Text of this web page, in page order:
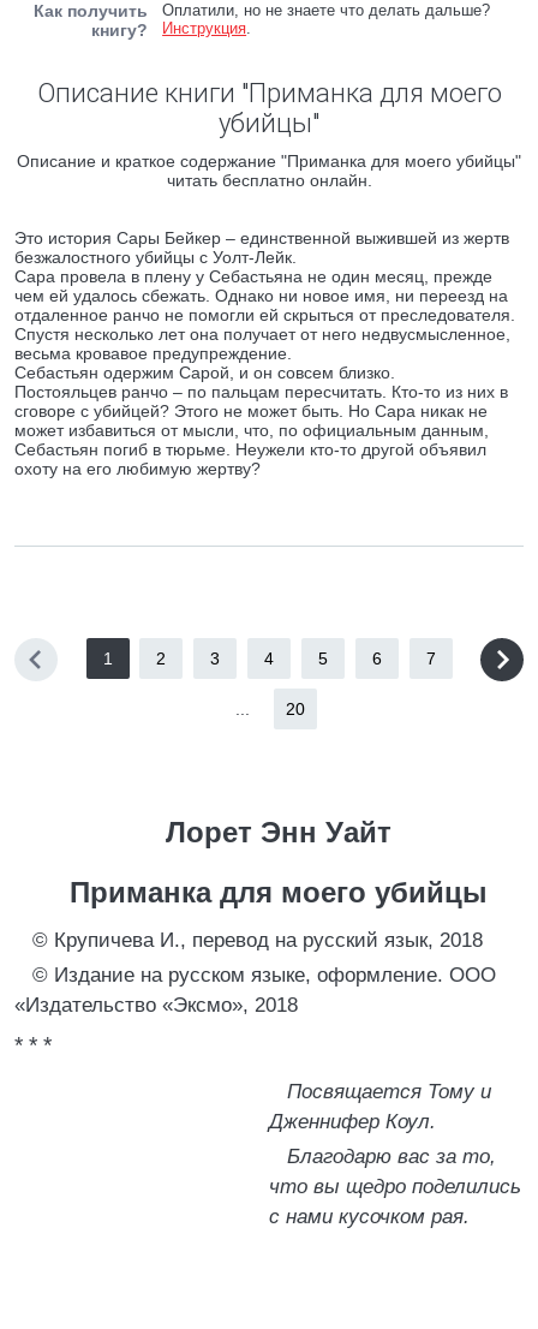
Как получить
книгу?
Оплатили, но не знаете что делать дальше?
Инструкция.
Описание книги "Приманка для моего
убийцы"
Описание и краткое содержание "Приманка для моего убийцы"
читать бесплатно онлайн.
Это история Сары Бейкер – единственной выжившей из жертв
безжалостного убийцы с Уолт-Лейк.
Сара провела в плену у Себастьяна не один месяц, прежде
чем ей удалось сбежать. Однако ни новое имя, ни переезд на
отдаленное ранчо не помогли ей скрыться от преследователя.
Спустя несколько лет она получает от него недвусмысленное,
весьма кровавое предупреждение.
Себастьян одержим Сарой, и он совсем близко.
Постояльцев ранчо – по пальцам пересчитать. Кто-то из них в
сговоре с убийцей? Этого не может быть. Но Сара никак не
может избавиться от мысли, что, по официальным данным,
Себастьян погиб в тюрьме. Неужели кто-то другой объявил
охоту на его любимую жертву?
1 2 3 4 5 6 7
20
Лорет Энн Уайт
Приманка для моего убийцы
© Крупичева И., перевод на русский язык, 2018
© Издание на русском языке, оформление. ООО
«Издательство «Эксмо», 2018
* * *
Посвящается Тому и
Дженнифер Коул.
Благодарю вас за то,
что вы щедро поделились
с нами кусочком рая.